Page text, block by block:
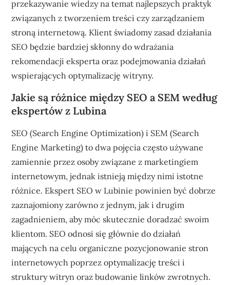
przekazywanie wiedzy na temat najlepszych praktyk
związanych z tworzeniem treści czy zarządzaniem
stroną internetową. Klient świadomy zasad działania
SEO będzie bardziej skłonny do wdrażania
rekomendacji eksperta oraz podejmowania działań
wspierających optymalizację witryny.
Jakie są różnice między SEO a SEM według
ekspertów z Lubina
SEO (Search Engine Optimization) i SEM (Search
Engine Marketing) to dwa pojęcia często używane
zamiennie przez osoby związane z marketingiem
internetowym, jednak istnieją między nimi istotne
różnice. Ekspert SEO w Lubinie powinien być dobrze
zaznajomiony zarówno z jednym, jak i drugim
zagadnieniem, aby móc skutecznie doradzać swoim
klientom. SEO odnosi się głównie do działań
mających na celu organiczne pozycjonowanie stron
internetowych poprzez optymalizację treści i
struktury witryn oraz budowanie linków zwrotnych.